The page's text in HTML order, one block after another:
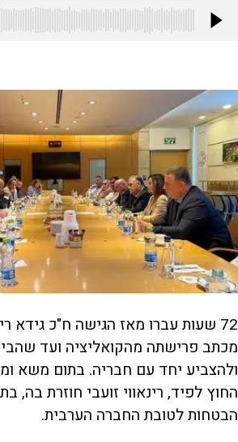
72 שעות עברו מאז הגישה ח"כ גידא
מכתב פרישתה מהקואליציה ועד
ולהצביע יחד עם חבריה. בתום משא
החוץ לפיד, רינאווי זועבי חוזרת בה,
הבטחות לטובת החברה הערבית.